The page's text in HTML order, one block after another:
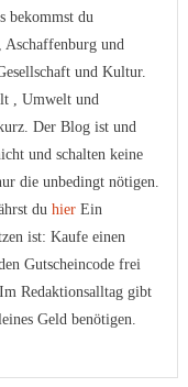
bekommst du
Aschaffenburg und
und Kultur.
, Umwelt und
Der Blog ist und
und schalten keine
die unbedingt nötigen.
du hierEin
ist: Kaufe einen
Gutscheincode frei
Redaktionsalltag gibt
Geld benötigen.